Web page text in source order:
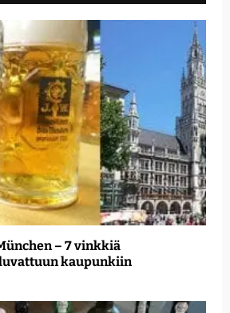
– 7 vinkkiä
kaupunkiin